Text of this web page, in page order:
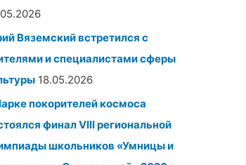
Вяземский встретился с
и специалистами сферы
18.05.2026
покорителей космоса
финал VIII региональной
школьников «Умницы и